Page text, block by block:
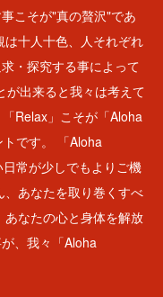
こそが"真の贅沢"であ
十人十色、人それぞれ
・探究する事によって
が出来ると我々は考えて
Relax」こそが「Aloha
です。 「Aloha
常が少しでもよりご機
あなたを取り巻くすべ
なたの心と身体を解放
、我々「Aloha